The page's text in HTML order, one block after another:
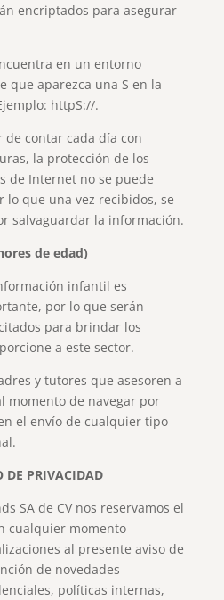
encriptados para asegurar
en un entorno
que aparezca una S en la
httpS://.
de contar cada día con
la protección de los
de Internet no se puede
lo que una vez recibidos, se
salvaguardar la información.
de edad)
infantil es
por lo que serán
para brindar los
a este sector.
y tutores que asesoren a
momento de navegar por
el envío de cualquier tipo
DE PRIVACIDAD
SA de CV nos reservamos el
cualquier momento
al presente aviso de
de novedades
políticas internas,